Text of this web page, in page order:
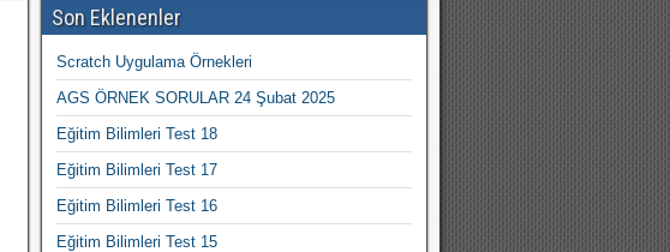
Son Eklenenler
Scratch Uygulama Örnekleri
AGS ÖRNEK SORULAR 24 Şubat 2025
Eğitim Bilimleri Test 18
Eğitim Bilimleri Test 17
Eğitim Bilimleri Test 16
Eğitim Bilimleri Test 15